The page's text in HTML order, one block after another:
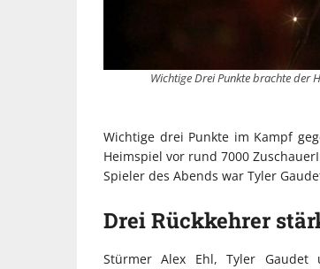
Wichtige Drei Punkte brachte der
Wichtige drei Punkte im Kampf
Heimspiel vor rund 7000
Spieler des Abends war Tyler
Drei Rückkehrer
Stürmer Alex Ehl, Tyler Gaudet